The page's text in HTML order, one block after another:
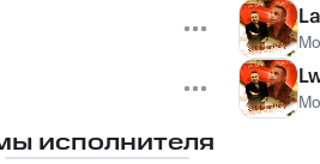
исполнителя